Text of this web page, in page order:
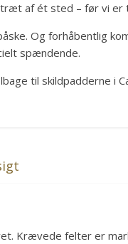
af ét sted – før vi er
Og forhåbentlig
spændende.
til skildpadderne i
Krævede felter er